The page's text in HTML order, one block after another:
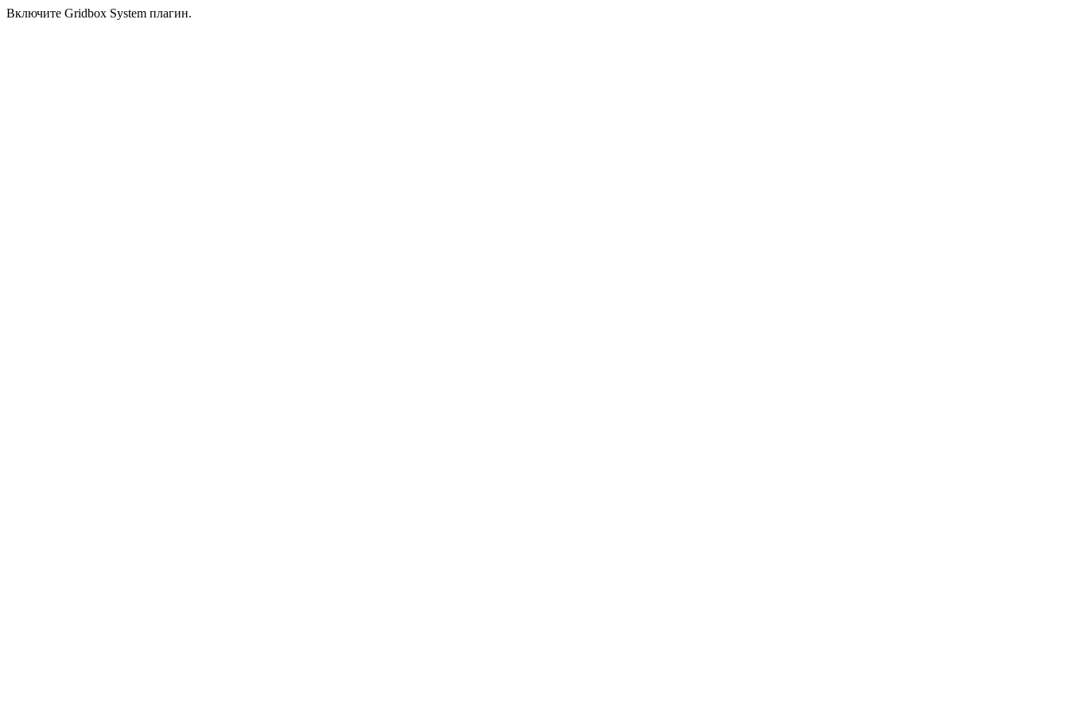
Включите Gridbox System плагин.